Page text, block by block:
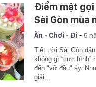
Điểm mặt
Sài Gòn
Ăn - Chơi - Đi - 5
Tiết trời Sài Gòn
không gì “cực
đến "vỡ đầu" ấy.
giải…